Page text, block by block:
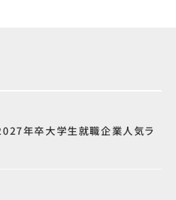
2027年卒大学生就職企業人気ラ